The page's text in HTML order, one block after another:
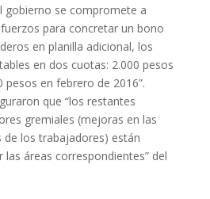
gobierno se compromete a
para concretar un bono
en planilla adicional, los
en dos cuotas: 2.000 pesos
pesos en febrero de 2016”.
que “los restantes
gremiales (mejoras en las
de los trabajadores) están
las áreas correspondientes” del